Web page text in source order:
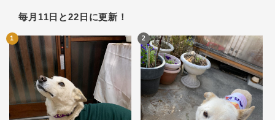
毎月11日と22日に更新！
1 2